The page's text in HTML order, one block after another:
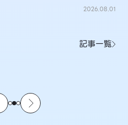
2026.08.01
記事一覧